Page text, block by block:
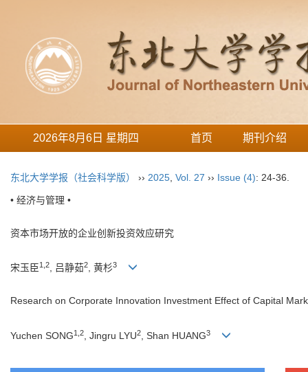
2026年8月6日 星期四 首页 期刊介绍
东北大学学报（社会科学版） ›› 2025 Vol. 27 ›› Issue (4): 24-36.
• 经济与管理 •
资本市场开放的企业创新投资效应研究
宋玉臣1 2, 吕静茹2, 黄杉3
Research on Corporate Innovation Investment Effect of Capital
Yuchen SONG1 2 , Jingru LYU2 , Shan HUANG3